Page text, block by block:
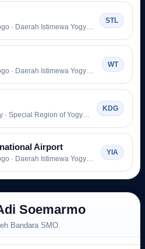
Kabupaten Kulon Progo · Daerah Istimewa Yogyakarta
STL
Kabupaten Kulon Progo · Daerah Istimewa Yogyakarta
WT
Kulon Progo Regency · Special Region of Yogyakarta
KDG
Airport
Kabupaten Kulon Progo · Daerah Istimewa Yogyakarta
YIA
Soemarmo
Bandara SMO.